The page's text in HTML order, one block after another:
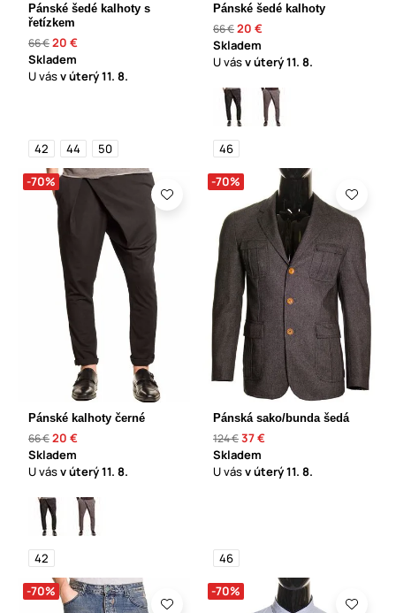
Pánské šedé kalhoty s
řetízkem
66 €20 €
Skladem
U vásv úterý11. 8.
42 44 50
Pánské šedé kalhoty
66 €20 €
Skladem
U vásv úterý11. 8.
46
-70%
Pánské kalhoty černé
66 €20 €
Skladem
U vásv úterý11. 8.
42
-70%
Pánská sako/bunda šedá
124 €37 €
Skladem
U vásv úterý11. 8.
46
-70% -70%